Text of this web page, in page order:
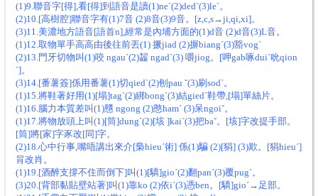
(1)9.聯音字[得],看[得]到語音是讀(1)neˋ(2)dedˋ(3)leˋ。
(2)10.[高樹腔]聯音字有(1)7音 (2)8音(3)9音。[z,c,s→ji,qi,xi]。
(3)11.美濃地方語音[語首n],經常是內埔方面的(1)d音 (2)d音(3)L音。
(1)12.取物單手高高由後往前丟(1) 撅jiad (2)摒biangˊ(3)豁vogˋ
(2)13.門牙切物叫(1)咬 ngauˊ(2)齧 ngadˋ(3) 嚼jiog。[呷gab啄duiˋ吮qion
ˋ]。
(3)14.[番薯簽]係用番薯(1)切qiedˋ(2)刨pau ˇ(3)刷sodˋ。
(1)15.將鞋著好用(1)[塌]tagˋ(2)綁bongˋ(3)結giedˋ鞋帶,[塌]單絲片。
(1)16.腦力本質差叫(1)戇 ngong (2)憨hamˊ (3)呆ngoiˇ。
(1)17.將物放頭上叫(1)[筒]dungˊ(2)[垓 ]kaiˊ(3)把baˇ。[垓]字改提手部。
[筒]將[家]字豕改[同]字。
(2)18.心中行事,嘴唔講出來介[梟hieuˊ術] 係(1)騙 (2)[狷] (3)欺。[狷hieuˊ]
肙改肖。
(1)19.[酒醉支撐不住而倒下]叫(1)[驕]gioˊ(2)翻panˊ(3)覆pugˋ。
(3)20.[背部黏貼壁站著]叫(1)靠ko (2)依iˊ(3)憑ben。[驕]gioˊ→足部。